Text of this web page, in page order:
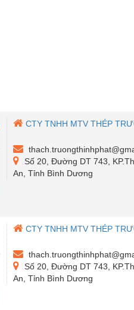
CTY TNHH MTV THÉP
Số 20, Đường DT 743,
An, Tỉnh Bình Dương
CTY TNHH MTV THÉP
Số 20, Đường DT 743,
An, Tỉnh Bình Dương